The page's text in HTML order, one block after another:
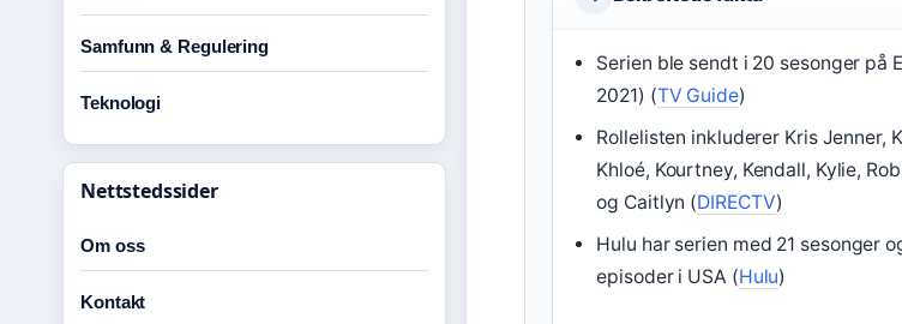
Serien ble sendt i 20 sesonger på
2021) (TV Guide)
Rollelisten inkluderer Kris Jenner,
Khloé, Kourtney, Kendall, Kylie,
og Caitlyn (DIRECTV)
Hulu har serien med 21 sesonger
episoder i USA (Hulu)
Samfunn & Regulering
Teknologi
Nettstedssider
Om oss
Kontakt